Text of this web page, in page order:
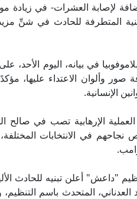
84 شخصًا إضافة لإصابة العشرات- في
المتطرفة للحادث في شنِّ
في بيانه، اليوم
صور وألوان الاعتداء عليها،
الإنسانية.
الإرهابية تصب في
في الانتخابات المختلفة،
"داعش" أعلن تبنيه للحادث
المتحدث باسم